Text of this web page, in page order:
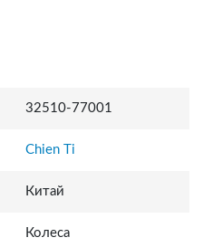
32510-77001
Chien Ti
Китай
Колеса